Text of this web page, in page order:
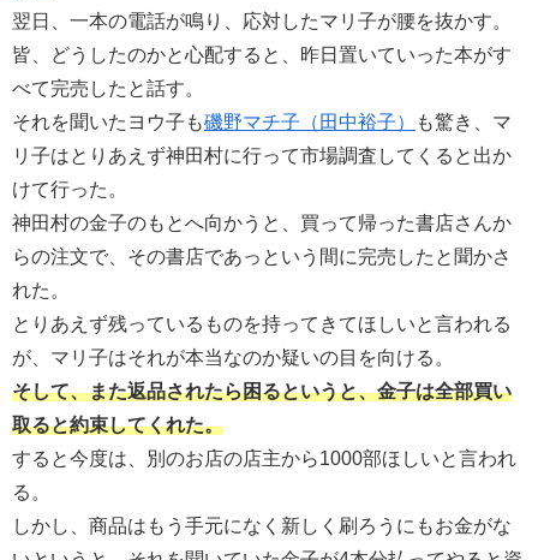
翌日、一本の電話が鳴り、応対したマリ子が腰を抜かす。
皆、どうしたのかと心配すると、昨日置いていった本がす
べて完売したと話す。
それを聞いたヨウ子も磯野マチ子（田中裕子）
も驚き、マ
リ子はとりあえず神田村に行って市場調査してくると出か
けて行った。
神田村の金子のもとへ向かうと、買って帰った書店さんか
らの注文で、その書店であっという間に完売したと聞かさ
れた。
とりあえず残っているものを持ってきてほしいと言われる
が、マリ子はそれが本当なのか疑いの目を向ける。
そして、また返品されたら困るというと、金子は全部買い
取ると約束してくれた。
すると今度は、別のお店の店主から1000部ほしいと言われ
る。
しかし、商品はもう手元になく新しく刷ろうにもお金がな